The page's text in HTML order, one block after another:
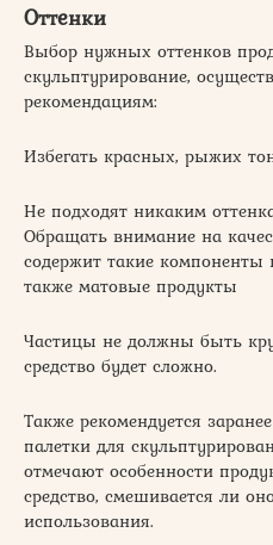
Оттенки
Выбор нужных оттенков
скульптурирование,
рекомендациям:
Избегать красных, рыжих
Не подходят никаким
Обращать внимание на
содержит такие
также матовые продукты
Частицы не должны быть
средство будет сложно.
Также рекомендуется
палетки для
отмечают особенности
средство, смешивается ли
использования.